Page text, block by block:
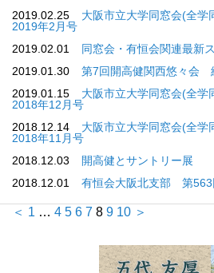
2019.02.25
大阪市立大学同窓会(全学
2019年2月号
2019.02.01
同窓会・有恒会関連最新
2019.01.30
第7回開高健関西悠々会
2019.01.15
大阪市立大学同窓会(全学
2018年12月号
2018.12.14
大阪市立大学同窓会(全学
2018年11月号
2018.12.03
開高健とサントリー展
2018.12.01
有恒会大阪北支部 第563
＜ 1 … 4 5 6 7 8 9 10 ＞